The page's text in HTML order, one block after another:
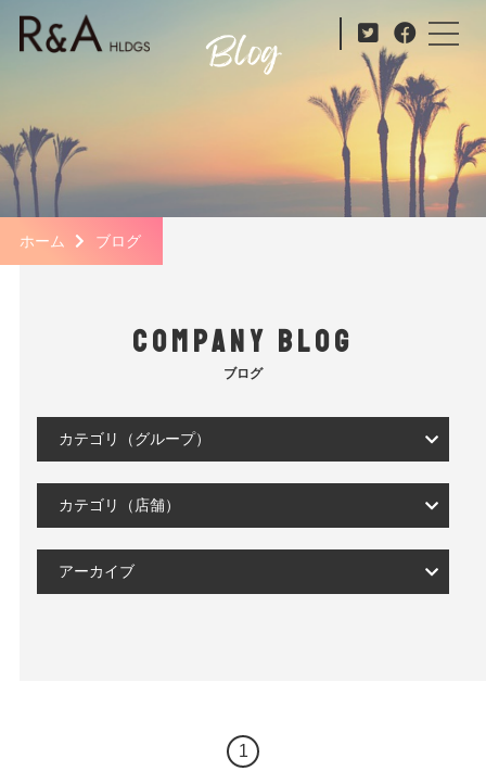
ホーム ブログ
COMPANY BLOG
ブログ
カテゴリ（グループ）
カテゴリ（店舗）
アーカイブ
1